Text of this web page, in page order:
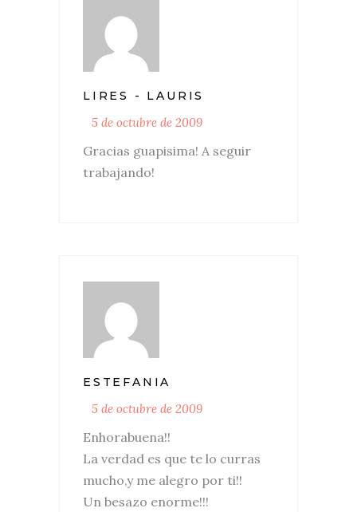
LIRES - LAURIS
5 de octubre de 2009
Gracias guapisima! A seguir
trabajando!
ESTEFANIA
5 de octubre de 2009
Enhorabuena!!
La verdad es que te lo curras
mucho,y me alegro por ti!!
Un besazo enorme!!!